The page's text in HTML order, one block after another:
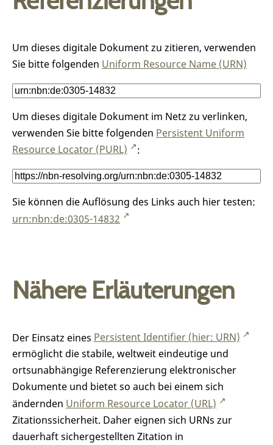
Um dieses digitale Dokument zu zitieren, verwenden
Sie bitte folgenden Uniform Resource Name (URN)
Um dieses digitale Dokument im Netz zu verlinken,
verwenden Sie bitte folgenden Persistent Uniform
Resource Locator (PURL)
:
Sie können die Auflösung des Links auch hier testen:
urn:nbn:de:0305-14832
Nähere Erläuterungen
Der Einsatz eines Persistent Identifier (hier: URN)
ermöglicht die stabile, weltweit eindeutige und
ortsunabhängige Referenzierung elektronischer
Dokumente und bietet so auch bei einem sich
ändernden Uniform Resource Locator (URL)
Zitationssicherheit. Daher eignen sich URNs zur
dauerhaft sichergestellten Zitation in